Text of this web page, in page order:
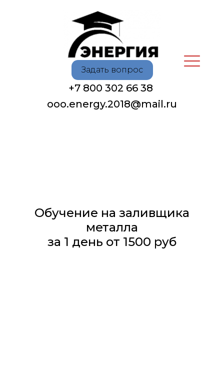
Задать вопрос
+7 800 302 66 38
oоo.energy.2018@mail.ru
Обучение на заливщика
металла
за 1 день от 1500 руб